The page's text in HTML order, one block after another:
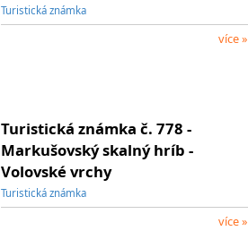
Turistická známka
více »
Turistická známka č. 778 -
Markušovský skalný hríb -
Volovské vrchy
Turistická známka
více »